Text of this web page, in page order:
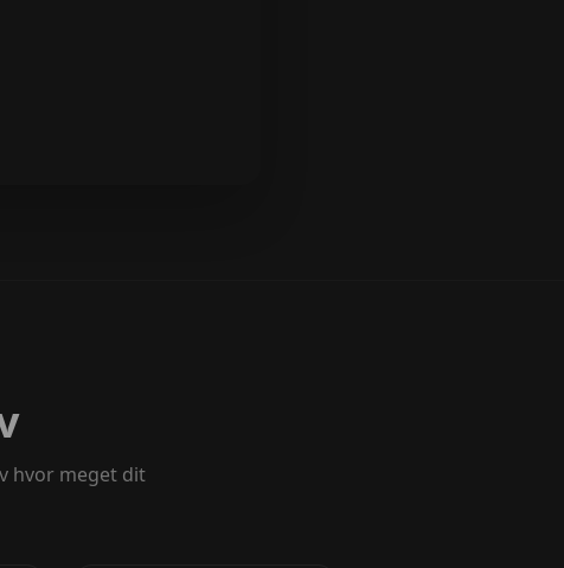
hvor meget dit